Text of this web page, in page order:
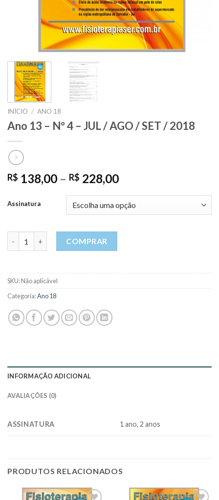
INÍCIO / ANO 18
Ano 13 – Nº 4 – JUL / AGO / SET / 2018
R$ 138,00 – R$ 228,00
Assinatura
COMPRAR
SKU:Não aplicável
Categoria:Ano 18
INFORMAÇÃO ADICIONAL
AVALIAÇÕES (0)
ASSINATURA 1 ano, 2 anos
PRODUTOS RELACIONADOS